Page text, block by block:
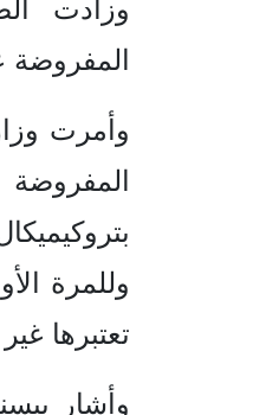
وزادت
المفروضة
وأمرت
وللمرة
تعتبرها
وأشار